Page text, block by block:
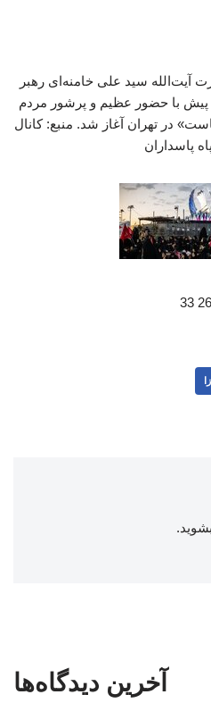
آیت‌الله سید علی خامنه‌ای رهبر
پیش با حضور عظیم و پرشور مردم
در تهران آغاز شد. منبع: کانال
پاسداران
.
آخرین دیدگاه‌ها